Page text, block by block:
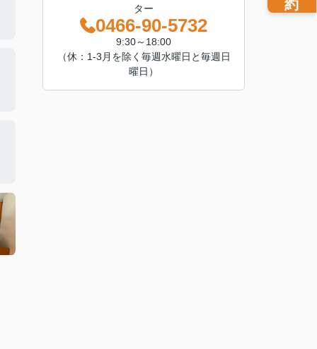
ター
0466-90-5732
9:30～18:00
（休：1-3月を除く毎週水曜日と毎週日
曜日）